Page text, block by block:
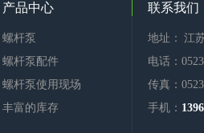
产品中心
螺杆泵
螺杆泵配件
螺杆泵使用现场
丰富的库存
联系我们
地址： 江
电话：
传真：
手机：